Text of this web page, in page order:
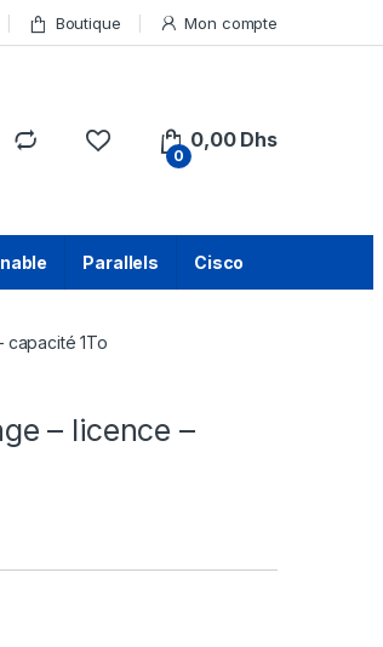
Boutique Mon compte
0
0,00 Dhs
Parallels Cisco
1To
– licence –